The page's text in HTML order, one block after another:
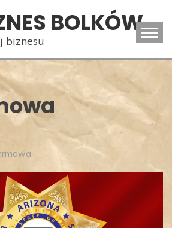
BOLKÓW
biznesu